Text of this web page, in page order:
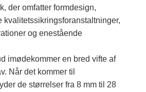
der omfatter formdesign,
kvalitetssikringsforanstaltninger,
og enestående
imødekommer en bred vifte af
Når det kommer til
de størrelser fra 8 mm til 28